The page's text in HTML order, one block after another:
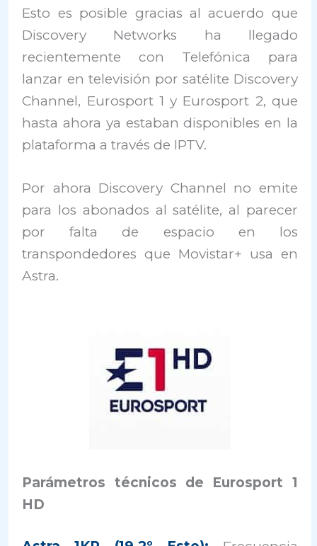
Esto es posible gracias al acuerdo que
Discovery Networks ha llegado
recientemente con Telefónica para
lanzar en televisión por satélite Discovery
Channel, Eurosport 1 y Eurosport 2, que
hasta ahora ya estaban disponibles en la
plataforma a través de IPTV.
Por ahora Discovery Channel no emite
para los abonados al satélite, al parecer
por falta de espacio en los
transpondedores que Movistar+ usa en
Astra.
Parámetros técnicos de Eurosport 1
HD